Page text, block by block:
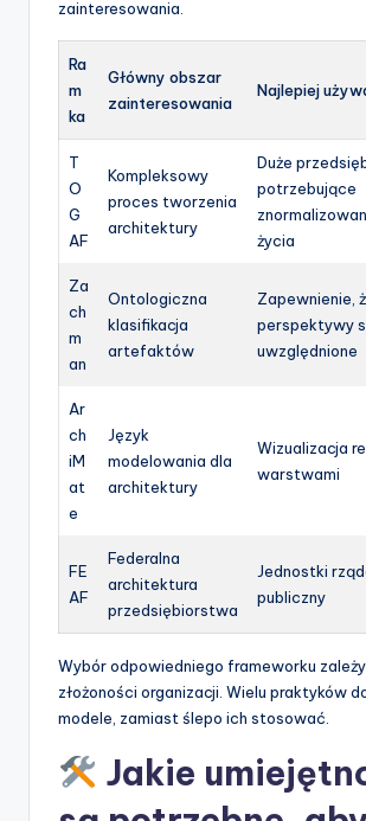
zainteresowania.
Ra
m
ka
Główny obszar
zainteresowania
Najlepiej
T
O
G
AF
Kompleksowy
proces tworzenia
architektury
Duże
potrzebujące
życia
Za
ch
m
an
Ontologiczna
klasifikacja
artefaktów
Zapewnienie,
perspektywy
uwzględnione
Ar
ch
iM
at
e
Język
modelowania dla
architektury
Wizualizacja
warstwami
FE
AF
Federalna
architektura
przedsiębiorstwa
Jednostki
publiczny
Wybór odpowiedniego frameworku
złożoności organizacji. Wielu praktyków
modele, zamiast ślepo ich stosować.
Jakie